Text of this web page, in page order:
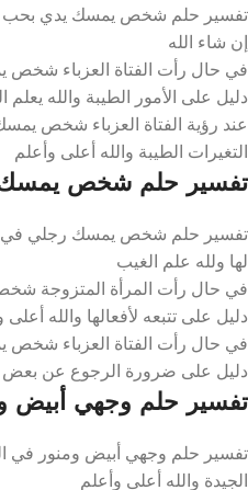
تفسير حلم شخص يمسك يدي بحب في
إن شاء الله
في حال رأت الفتاة العزباء شخص
دليل على الأمور الطيبة والله يعلم
عند رؤية الفتاة العزباء شخص
التغيرات الطيبة والله أعلى وأعلم
تفسير حلم شخص يمسك
تفسير حلم شخص يمسك رجلي في
لها ولله علم الغيب
في حال رأت المرأة المتزوجة
دليل على تتبعه لأفعالها والله أعلى
في حال رأت الفتاة العزباء شخص
دليل على ضرورة الرجوع عن بعض
تفسير حلم وجهي أبيض
تفسير حلم وجهي أبيض ومنور في
الجيدة والله أعلى وأعلم